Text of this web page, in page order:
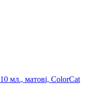
мл., матові, ColorСat